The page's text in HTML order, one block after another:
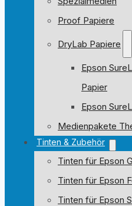
Proof Papiere
DryLab Papiere
Epson
Papier
Epson
Medienpakete
Tinten & Zubehör
Tinten für Epson
Tinten für Epson
Tinten für Epson